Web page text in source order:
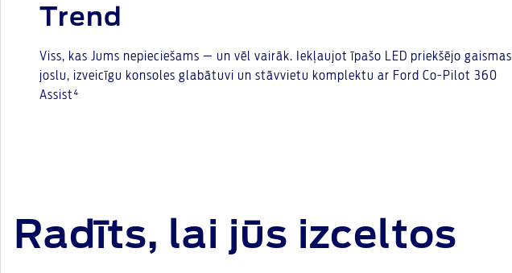
Trend
Viss, kas Jums nepieciešams — un vēl vairāk. Iekļaujot īpašo LED priekšējo gaismas
joslu, izveicīgu konsoles glabātuvi un stāvvietu komplektu ar Ford Co-Pilot 360
Assist⁴
Radīts, lai jūs izceltos